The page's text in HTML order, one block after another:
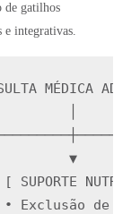
de gatilhos
e integrativas.
MÉDICA
▼
Exclusão de